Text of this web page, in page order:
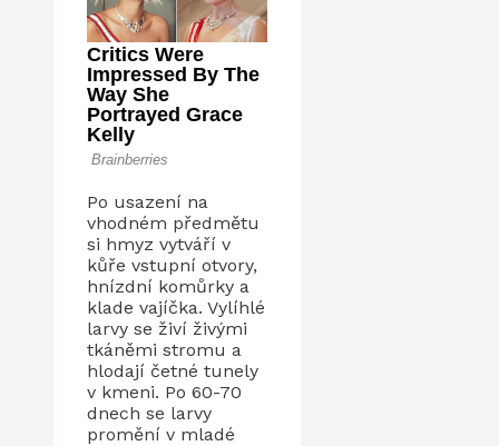
Po usazení na
vhodném předmětu
si hmyz vytváří v
kůře vstupní otvory,
hnízdní komůrky a
klade vajíčka. Vylíhlé
larvy se živí živými
tkáněmi stromu a
hlodají četné tunely
v kmeni. Po 60-70
dnech se larvy
promění v mladé